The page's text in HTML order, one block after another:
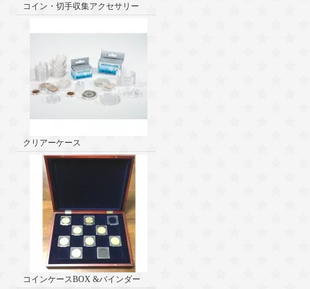
コイン・切手収集アクセサリー
クリアーケース
コインケースBOX &バインダー